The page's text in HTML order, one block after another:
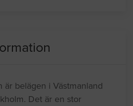
är belägen i Västmanland
Det är en stor